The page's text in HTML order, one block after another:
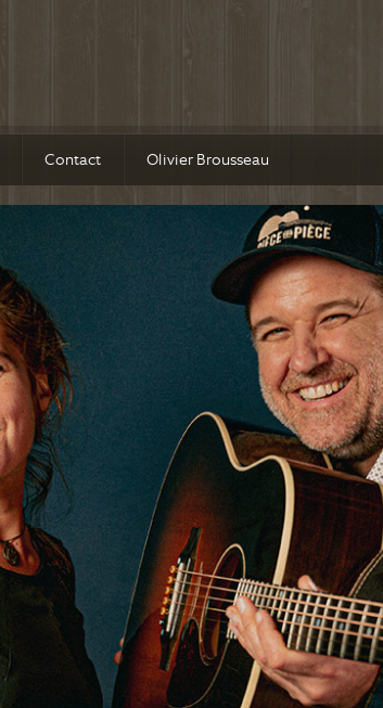
Contact Olivier Brousseau